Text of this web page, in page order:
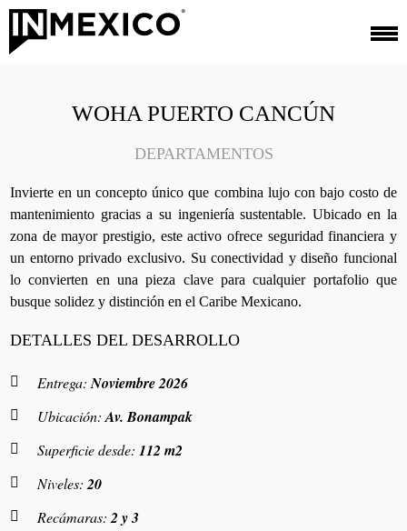
WOHA PUERTO CANCÚN
DEPARTAMENTOS
Invierte en un concepto único que combina lujo con bajo costo de
mantenimiento gracias a su ingeniería sustentable. Ubicado en la
zona de mayor prestigio, este activo ofrece seguridad financiera y
un entorno privado exclusivo. Su conectividad y diseño funcional
lo convierten en una pieza clave para cualquier portafolio que
busque solidez y distinción en el Caribe Mexicano.
DETALLES DEL DESARROLLO
Entrega:Noviembre 2026
Ubicación:Av. Bonampak
Superficie desde: 112 m2
Niveles:20
Recámaras:2 y 3